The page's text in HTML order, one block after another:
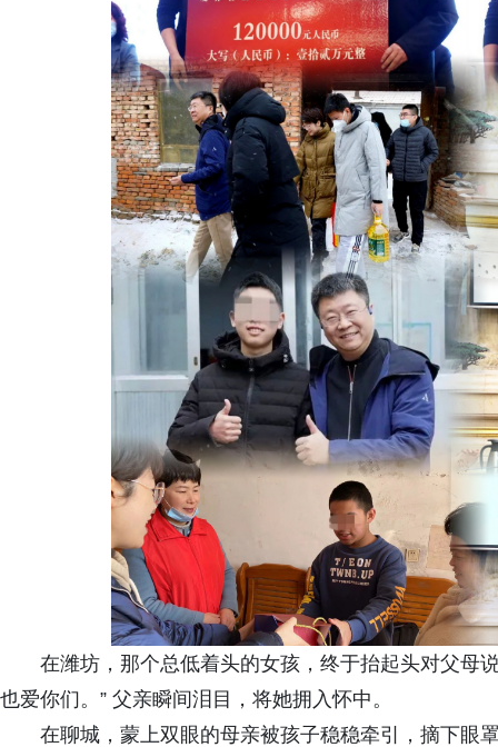
在潍坊，那个总低着头的女孩，终于抬起头对父母
也爱你们。” 父亲瞬间泪目，将她拥入怀中。
在聊城，蒙上双眼的母亲被孩子稳稳牵引，摘下眼